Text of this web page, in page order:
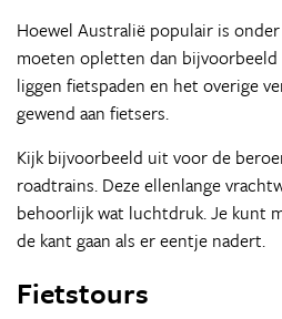
Hoewel Australië populair is
moeten opletten dan
liggen fietspaden en het overige
gewend aan fietsers.
Kijk bijvoorbeeld uit voor de
roadtrains. Deze ellenlange
behoorlijk wat luchtdruk. Je kunt
de kant gaan als er eentje nadert.
Fietstours